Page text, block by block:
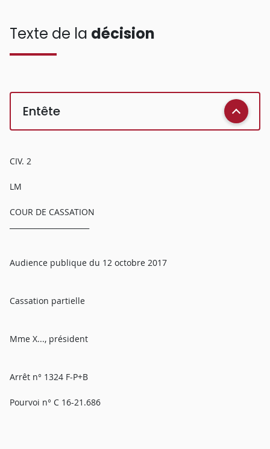
Texte de la décision
Entête
CIV. 2
LM
COUR DE CASSATION
Audience publique du 12 octobre 2017
Cassation partielle
Mme X..., président
Arrêt n° 1324 F-P+B
Pourvoi n° C 16-21.686